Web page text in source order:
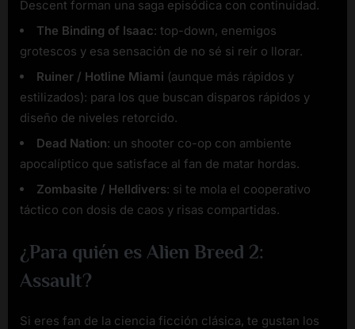
Descent forman una saga episódica con continuidad.
The Binding of Isaac: top-down, enemigos
grotescos y esa sensación de no sé si reír o llorar.
Ruiner / Hotline Miami (aunque más rápidos y
estilizados): para los que buscan disparos rápidos y
diseño de niveles retorcido.
Dead Nation: un shooter co-op con ambiente
apocalíptico que satisface al fan de matar hordas.
Zombasite / Helldivers: si te mola el cooperativo
táctico con dosis de caos y risas compartidas.
¿Para quién es Alien Breed 2:
Assault?
Si eres fan de la ciencia ficción clásica, te gustan los